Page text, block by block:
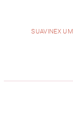
SUAVINEX